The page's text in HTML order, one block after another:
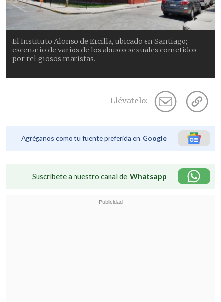
El Instituto Alonso de Ercilla, ubicado en Santiago;
escenario de varios de los abusos sexuales cometidos
por religiosos maristas.
Llévatelo:
Agréganos como tu fuente preferida en Google
Suscríbete a nuestro canal de Whatsapp